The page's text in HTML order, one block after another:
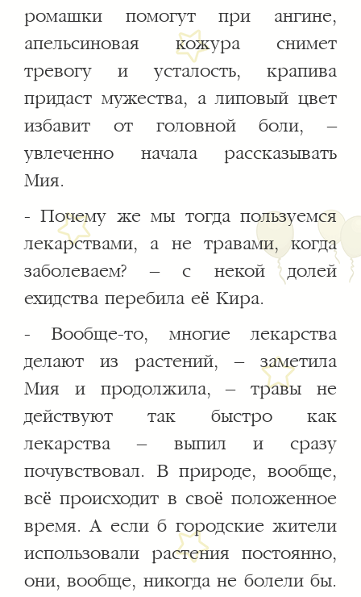
ромашки помогут при ангине,
апельсиновая кожура снимет
тревогу и усталость, крапива
придаст мужества, а липовый цвет
избавит от головной боли, –
увлеченно начала рассказывать
Мия.
- Почему же мы тогда пользуемся
лекарствами, а не травами, когда
заболеваем? – с некой долей
ехидства перебила её Кира.
- Вообще-то, многие лекарства
делают из растений, – заметила
Мия и продолжила, – травы не
действуют так быстро как
лекарства – выпил и сразу
почувствовал. В природе, вообще,
всё происходит в своё положенное
время. А если б городские жители
использовали растения постоянно,
они, вообще, никогда не болели бы.